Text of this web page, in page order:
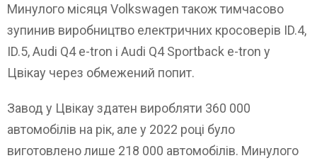
Минулого місяця Volkswagen також тимчасово
зупинив виробництво електричних кросоверів ID.4,
ID.5, Audi Q4 e-tron і Audi Q4 Sportback e-tron у
Цвікау через обмежений попит.
Завод у Цвікау здатен виробляти 360 000
автомобілів на рік, але у 2022 році було
виготовлено лише 218 000 автомобілів. Минулого